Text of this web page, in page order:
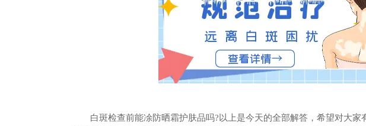
白斑检查前能凃防晒霜护肤品吗?以上是今天的全部解答，希望对大家